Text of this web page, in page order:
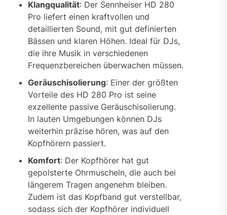
Klangqualität: Der Sennheiser HD 280
Pro liefert einen kraftvollen und
detaillierten Sound, mit gut definierten
Bässen und klaren Höhen. Ideal für DJs,
die ihre Musik in verschiedenen
Frequenzbereichen überwachen müssen.
Geräuschisolierung: Einer der größten
Vorteile des HD 280 Pro ist seine
exzellente passive Geräuschisolierung.
In lauten Umgebungen können DJs
weiterhin präzise hören, was auf den
Kopfhörern passiert.
Komfort: Der Kopfhörer hat gut
gepolsterte Ohrmuscheln, die auch bei
längerem Tragen angenehm bleiben.
Zudem ist das Kopfband gut verstellbar,
sodass sich der Kopfhörer individuell